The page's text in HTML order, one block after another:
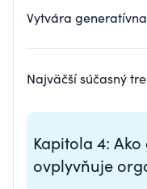
Vytvára
Najväčší súčasný
Kapitola 4:
ovplyvňuje